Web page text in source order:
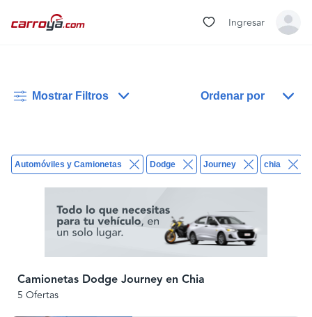
Ingresar
Mostrar Filtros Ordenar por
Automóviles y Camionetas Dodge Journey chia
Camionetas Dodge Journey en Chia
5 Ofertas